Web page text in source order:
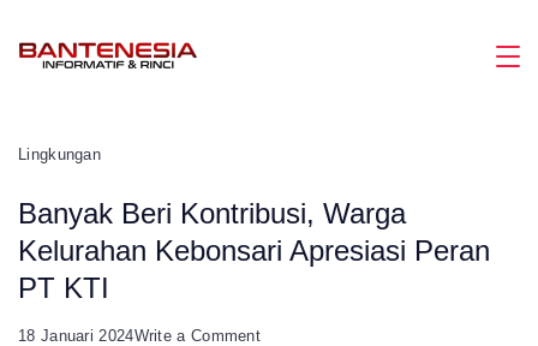
Lingkungan
Banyak Beri Kontribusi, Warga
Kelurahan Kebonsari Apresiasi Peran
PT KTI
18 Januari 2024Write a Commenton